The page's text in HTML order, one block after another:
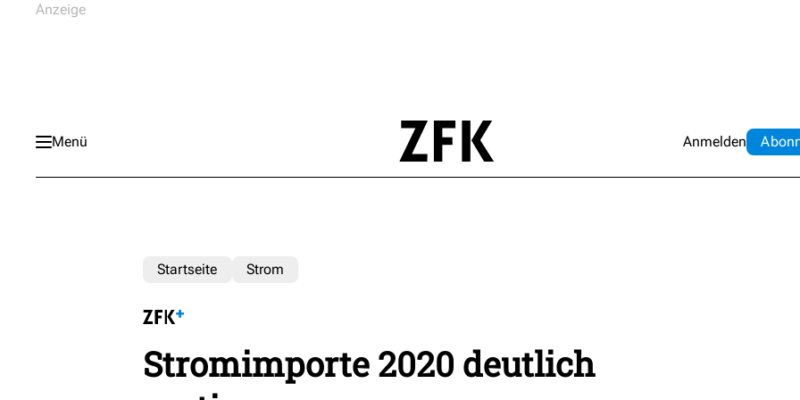
Menü Anmelden Abo
Startseite Strom
Stromimporte 2020 deutlich